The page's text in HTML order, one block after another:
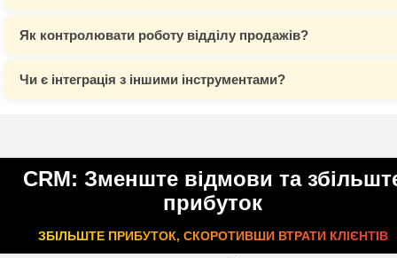
Як контролювати роботу відділу продажів?
Чи є інтеграція з іншими інструментами?
CRM: Зменште відмови та
прибуток
ЗБІЛЬШТЕ ПРИБУТОК, СКОРОТИВШИ ВТРАТИ КЛІЄНТІВ